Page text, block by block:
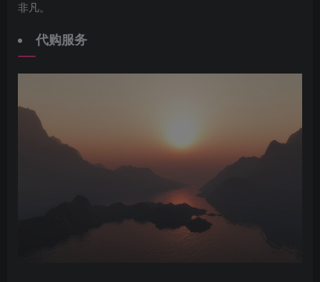
非凡。
代购服务